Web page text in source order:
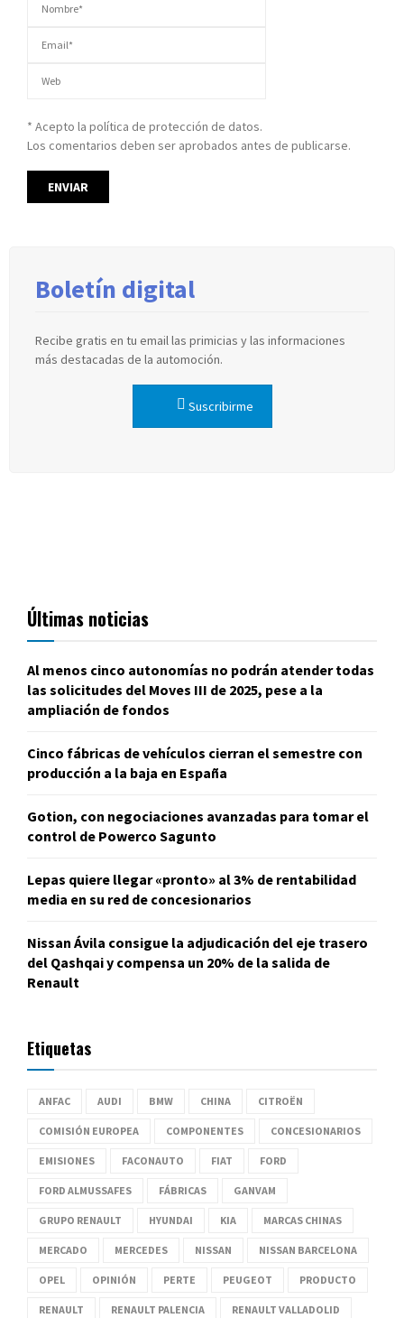
* Acepto la política de protección de datos.
Los comentarios deben ser aprobados antes de publicarse.
Boletín digital
Recibe gratis en tu email las primicias y las informaciones
más destacadas de la automoción.
Suscribirme
Últimas noticias
Al menos cinco autonomías no podrán atender todas
las solicitudes del Moves III de 2025, pese a la
ampliación de fondos
Cinco fábricas de vehículos cierran el semestre con
producción a la baja en España
Gotion, con negociaciones avanzadas para tomar el
control de Powerco Sagunto
Lepas quiere llegar «pronto» al 3% de rentabilidad
media en su red de concesionarios
Nissan Ávila consigue la adjudicación del eje trasero
del Qashqai y compensa un 20% de la salida de
Renault
Etiquetas
ANFAC AUDI BMW CHINA CITROËN
COMISIÓN EUROPEA COMPONENTES CONCESIONARIOS
EMISIONES FACONAUTO FIAT FORD
FORD ALMUSSAFES FÁBRICAS GANVAM
GRUPO RENAULT HYUNDAI KIA MARCAS CHINAS
MERCADO MERCEDES NISSAN NISSAN BARCELONA
OPEL OPINIÓN PERTE PEUGEOT PRODUCTO
RENAULT RENAULT PALENCIA RENAULT VALLADOLID